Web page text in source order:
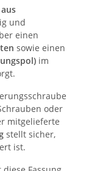
und
einen
sowie einen
im
oder
mitgelieferte
stellt sicher,
ist.